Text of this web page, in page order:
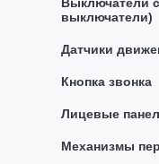
Выключатели
выключатели)
Датчики
Кнопка звонка
Лицевые
Механизмы